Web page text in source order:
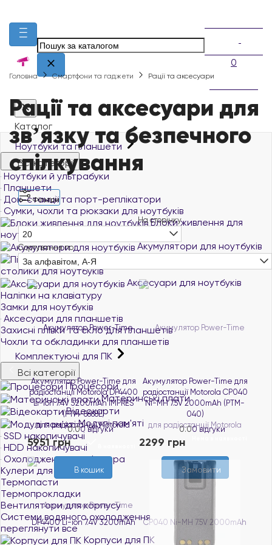
0
Каталог
Ноутбуки та планшети
Всі категорії
Ноутбуки й ультрабуки
Планшети
Док-станції та порт-реплікатори
Сумки, чохли та рюкзаки для ноутбуків
Блоки живлення для
ноутбуків
Акумулятори для ноутбуків
столики для ноутбуків
Аксесуари для ноутбуків
Наліпки на клавіатуру
Замки для ноутбуків
Аксесуари для планшетів
Захисні плівки та скло для планшетів
Чохли та обкладинки для планшетів
Комплектуючі для ПК
Всі категорії
Процесори
Материнські плати
Відеокарти
Модулі пам'яті
SSD накопичувачі
HDD накопичувачі
Охолодження комп'ютера
Кулери для процесорів
Термопасти
Термопрокладки
Вентилятори для корпусу
Системи водяного охолодження
переглянути все
Корпуси для ПК
Головна Смартфони та гаджети Рації та аксесуари
Рації та аксесуари для
звʼязку та безпечного
спілкування
Фільтри
На сторінку
20
Сортування по
За алфавітом, А-Я
Акумулятор Power-Time для
радіостанції Motorola DP4400
Li-ion 7.4V 3200mAh IMPRES
(PTM-8668L)
0.00 відгуки
5951 грн
В кошик
Акумулятор Power-Time для
радіостанції Motorola CP040
Ni-MH 7.5V 2000mAh (PTM-
040)
0.00 відгуки
2299 грн
Замовити